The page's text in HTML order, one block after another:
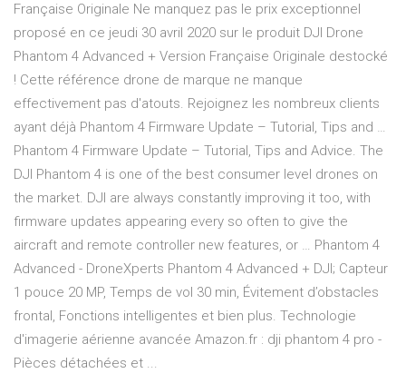
Française Originale Ne manquez pas le prix exceptionnel
proposé en ce jeudi 30 avril 2020 sur le produit DJI Drone
Phantom 4 Advanced + Version Française Originale destocké
! Cette référence drone de marque ne manque
effectivement pas d'atouts. Rejoignez les nombreux clients
ayant déjà Phantom 4 Firmware Update – Tutorial, Tips and …
Phantom 4 Firmware Update – Tutorial, Tips and Advice. The
DJI Phantom 4 is one of the best consumer level drones on
the market. DJI are always constantly improving it too, with
firmware updates appearing every so often to give the
aircraft and remote controller new features, or … Phantom 4
Advanced - DroneXperts Phantom 4 Advanced + DJI; Capteur
1 pouce 20 MP, Temps de vol 30 min, Évitement d’obstacles
frontal, Fonctions intelligentes et bien plus. Technologie
d'imagerie aérienne avancée Amazon.fr : dji phantom 4 pro -
Pièces détachées et ...